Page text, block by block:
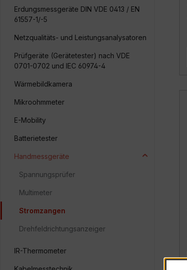
Erdungsmessgeräte DIN VDE 0413 / EN
61557-1/-5
Netzqualitäts- und Leistungsanalysatoren
Prüfgeräte (Gerätetester) nach VDE
0701-0702 und IEC 60974-4
Wärmebildkamera
Mikroohmmeter
E-Mobility
Batterietester
Handmessgeräte
Spannungsprüfer
Multimeter
Stromzangen
Drehfeldrichtungsanzeiger
IR-Thermometer